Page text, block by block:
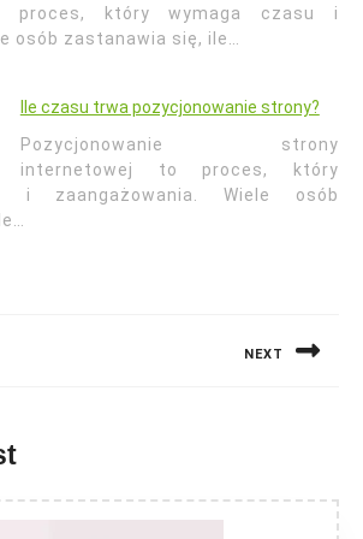
proces, który wymaga czasu i
osób zastanawia się, ile…
Ile czasu trwa pozycjonowanie strony?
Pozycjonowanie strony
internetowej to proces, który
i zaangażowania. Wiele osób
NEXT